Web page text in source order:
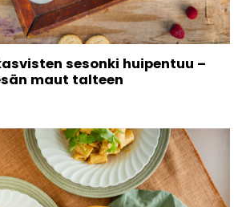
sesonki huipentuu –
maut talteen